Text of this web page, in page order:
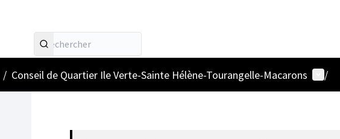
/ Conseil de Quartier Ile Verte-Sainte Hélène-Tourangelle-Macarons /